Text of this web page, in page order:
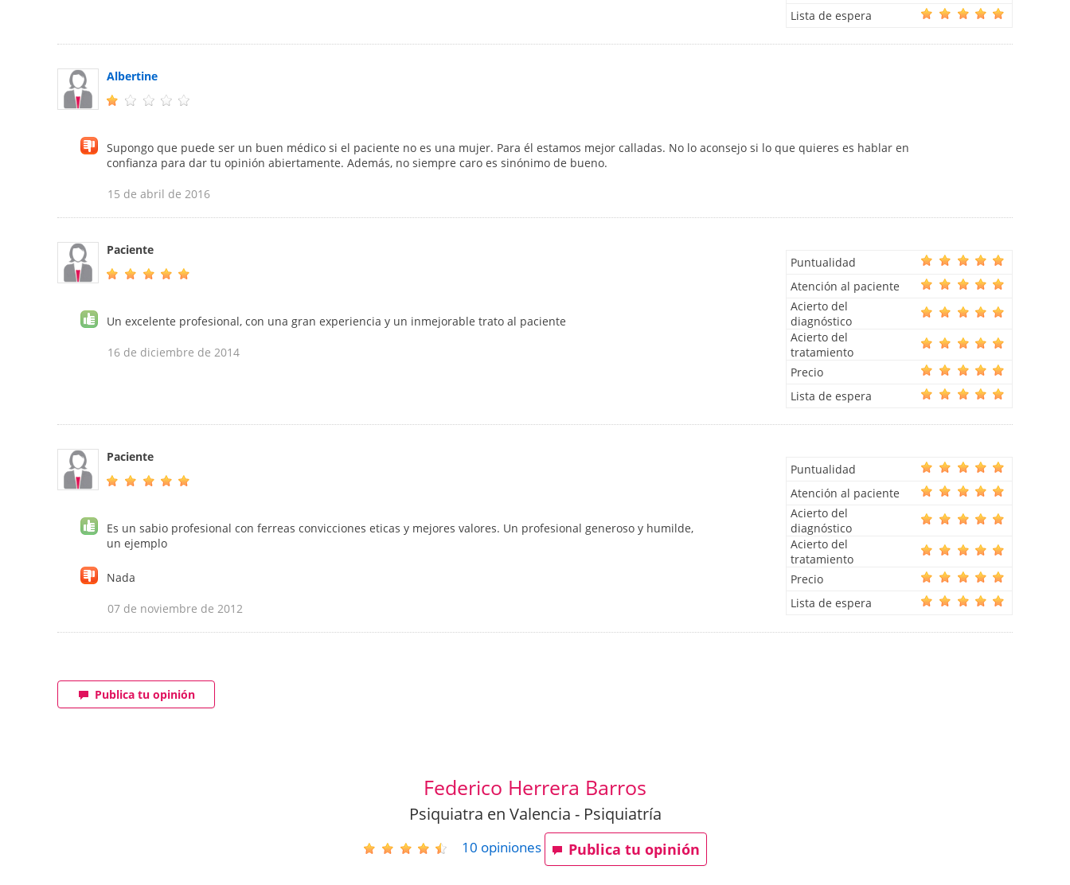
Lista de espera
Albertine
Supongo que puede ser un buen médico si el paciente no es una mujer. Para él estamos mejor calladas. No lo aconsejo si lo que quieres es hablar en
confianza para dar tu opinión abiertamente. Además, no siempre caro es sinónimo de bueno.
15 de abril de 2016
Paciente
Un excelente profesional, con una gran experiencia y un inmejorable trato al paciente
16 de diciembre de 2014
Puntualidad
Atención al paciente
Acierto del
diagnóstico
Acierto del
tratamiento
Precio
Lista de espera
Paciente
Es un sabio profesional con ferreas convicciones eticas y mejores valores. Un profesional generoso y humilde,
un ejemplo
Nada
07 de noviembre de 2012
Puntualidad
Atención al paciente
Acierto del
diagnóstico
Acierto del
tratamiento
Precio
Lista de espera
Publica tu opinión
Federico Herrera Barros
Psiquiatra en Valencia - Psiquiatría
10 opiniones Publica tu opinión